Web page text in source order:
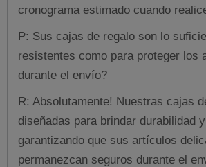
cronograma estimado cuando
P: Sus cajas de regalo son lo
resistentes como para proteger los
durante el envío?
R: Absolutamente! Nuestras cajas
diseñadas para brindar durabilidad
garantizando que sus artículos
permanezcan seguros durante el